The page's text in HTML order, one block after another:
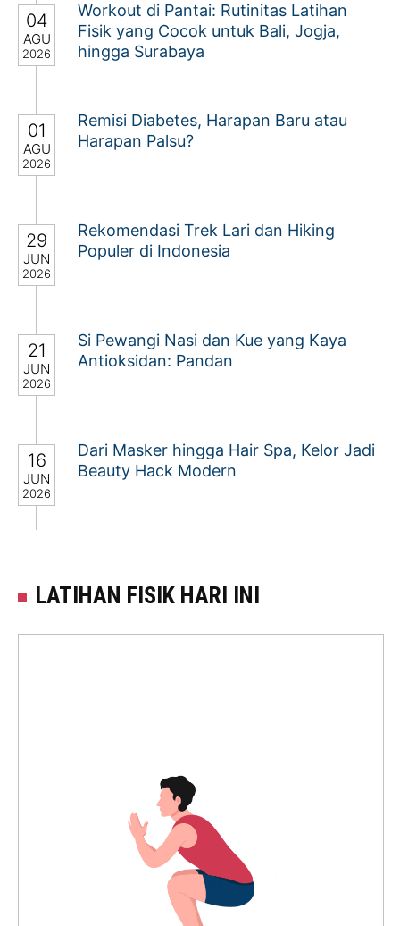
04
AGU
2026
Workout di Pantai: Rutinitas Latihan
Fisik yang Cocok untuk Bali, Jogja,
hingga Surabaya
01
AGU
2026
Remisi Diabetes, Harapan Baru atau
Harapan Palsu?
29
JUN
2026
Rekomendasi Trek Lari dan Hiking
Populer di Indonesia
21
JUN
2026
Si Pewangi Nasi dan Kue yang Kaya
Antioksidan: Pandan
16
JUN
2026
Dari Masker hingga Hair Spa, Kelor Jadi
Beauty Hack Modern
LATIHAN FISIK HARI INI